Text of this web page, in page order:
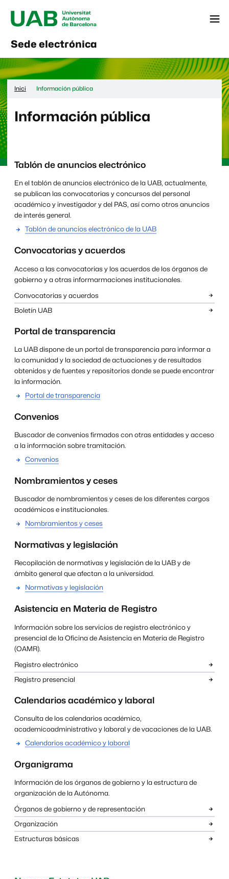
Sede electrónica
Menú
Inici Información pública
Información pública
Tablón de anuncios electrónico
En el tablón de anuncios electrónico de la UAB, actualmente,
se publican las convocatorias y concursos del personal
académico y investigador y del PAS, así como otros anuncios
de interés general.
Tablón de anuncios electrónico de la UAB
Convocatorias y acuerdos
Acceso a las convocatorias y los acuerdos de los órganos de
gobierno y a otras informarmaciones institucionales.
Convocatorias y acuerdos
Boletín UAB
Portal de transparencia
La UAB dispone de un portal de transparencia para informar a
la comunidad y la sociedad de actuaciones y de resultados
obtenidos y de fuentes y repositorios donde se puede encontrar
la información.
Portal de transparencia
Convenios
Buscadordeconveniosfirmadoscon otras entidadesy acceso
a la informaciónsobretramitación.
Convenios
Nombramientos y ceses
Buscador de nombramientos y ceses de los diferentes cargos
académicos e institucionales.
Nombramientos y ceses
Normativas y legislación
Recopilación de normativas y legislación de la UAB y de
ámbito general que afectan a la universidad.
Normativas y legislación
Asistencia en Materia de Registro
Información sobre los servicios de registro electrónico y
presencial de la Oficina de Asistencia en Materia de Registro
(OAMR).
Registro electrónico
Registro presencial
Calendarios académico y laboral
Consulta de los calendarios académico,
academicoadministrativo y laboral y de vacaciones de la UAB.
Calendarios académico y laboral
Organigrama
Información de los órganos de gobierno y la estructura de
organización de la Autónoma.
Órganos de gobierno y de representación
Organización
Estructuras básicas